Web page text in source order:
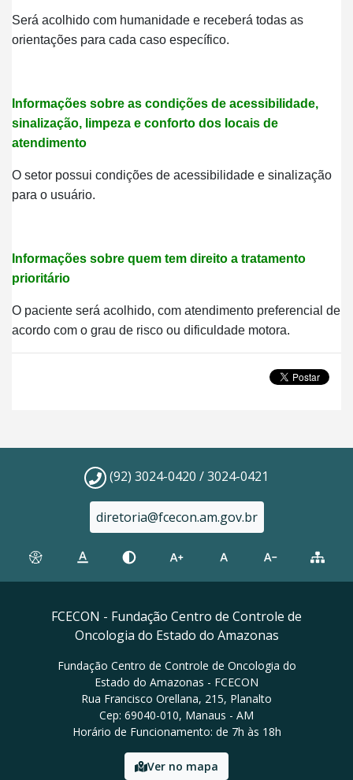
Será acolhido com humanidade e receberá todas as
orientações para cada caso específico.
Informações sobre as condições de acessibilidade,
sinalização, limpeza e conforto dos locais de
atendimento
O setor possui condições de acessibilidade e sinalização
para o usuário.
Informações sobre quem tem direito a tratamento
prioritário
O paciente será acolhido, com atendimento preferencial de
acordo com o grau de risco ou dificuldade motora.
(92) 3024-0420 / 3024-0421
diretoria@fcecon.am.gov.br
FCECON - Fundação Centro de Controle de
Oncologia do Estado do Amazonas
Fundação Centro de Controle de Oncologia do
Estado do Amazonas - FCECON
Rua Francisco Orellana, 215, Planalto
Cep: 69040-010, Manaus - AM
Horário de Funcionamento: de 7h às 18h
Ver no mapa